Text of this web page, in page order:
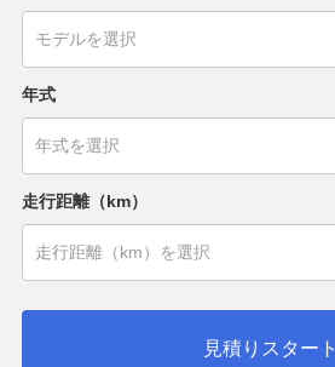
年式
走行距離（km）
見積りスタート